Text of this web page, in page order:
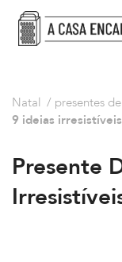
Natal / presentes
9 ideias irresistíveis
Presente